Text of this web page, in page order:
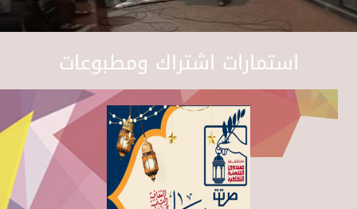
استمارات اشتراك ومطبوعات